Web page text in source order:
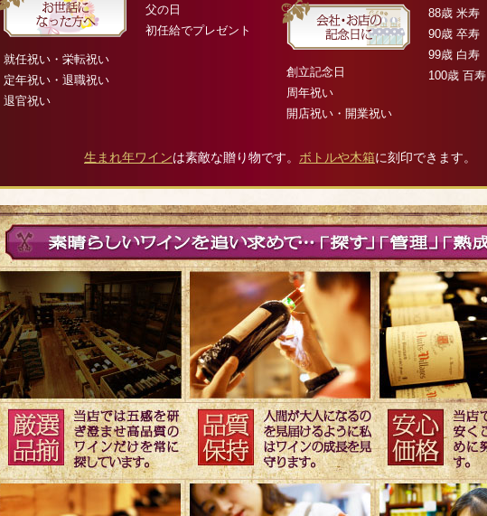
就任祝い・栄転祝い
定年祝い・退職祝い
退官祝い
父の日
初任給でプレゼント
創立記念日
周年祝い
開店祝い・開業祝い
88歳 米寿
90歳 卒寿
99歳 白寿
100歳 百寿
生まれ年ワインは素敵な贈り物です。 ボトルや木箱に刻印できます。